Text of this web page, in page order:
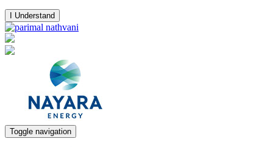
I Understand
Toggle navigation